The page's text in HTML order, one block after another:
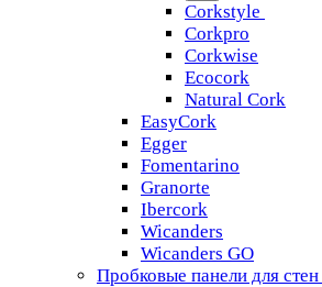
Corkstyle
Corkpro
Corkwise
Ecocork
Natural Cork
EasyCork
Egger
Fomentarino
Granorte
Ibercork
Wicanders
Wicanders GO
Пробковые панели для стен